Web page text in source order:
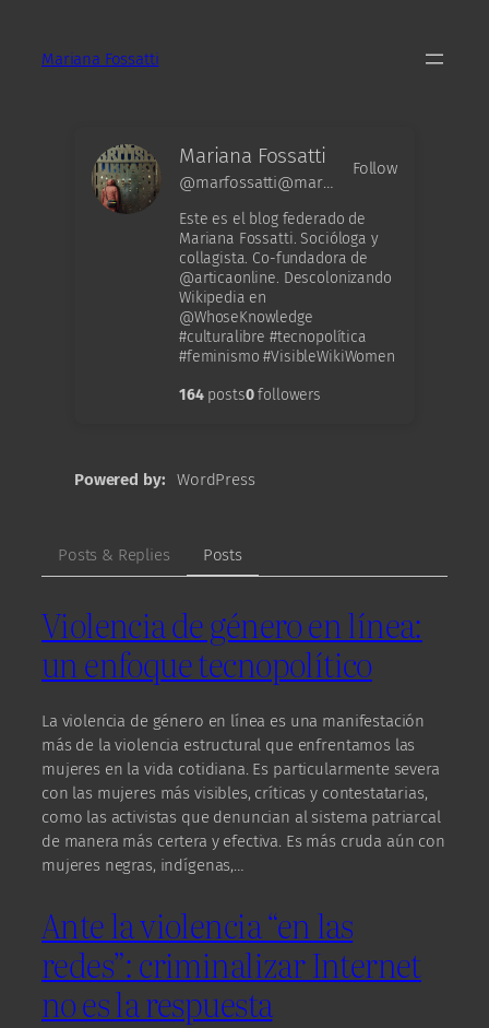
contentMariana Fossatti
Mariana Fossatti
@marfossatti@mariana.articaonline.com
Follow
Este es el blog federado de
Mariana Fossatti. Socióloga y
collagista. Co-fundadora de
@articaonline. Descolonizando
Wikipedia en
@WhoseKnowledge
#culturalibre #tecnopolítica
#feminismo #VisibleWikiWomen
164posts0followers
Powered by WordPress
Posts & Replies Posts
Violencia de género en línea:
un enfoque tecnopolítico
La violencia de género en línea es una manifestación
más de la violencia estructural que enfrentamos las
mujeres en la vida cotidiana. Es particularmente severa
con las mujeres más visibles, críticas y contestatarias,
como las activistas que denuncian al sistema patriarcal
de manera más certera y efectiva. Es más cruda aún con
mujeres negras, indígenas,…
Ante la violencia “en las
redes”: criminalizar Internet
no es la respuesta